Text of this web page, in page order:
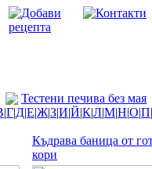
Тестени печива без мая
|Г|Д|Е|Ж|З|И|Й|К|Л|М|Н|О|П|
Къдрава баница от
кори